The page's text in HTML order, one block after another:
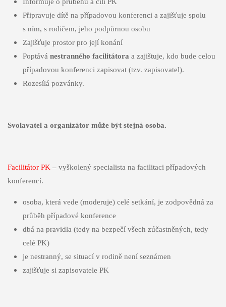
Informuje o průběhu a cíli PK
Připravuje dítě na případovou konferenci a zajišťuje spolu
s ním, s rodičem, jeho podpůrnou osobu
Zajišťuje prostor pro její konání
Poptává nestranného facilitátora a zajištuje, kdo bude celou
případovou konferenci zapisovat (tzv. zapisovatel).
Rozesílá pozvánky.
Svolavatel a organizátor může být stejná osoba.
Facilitátor PK– vyškolený specialista na facilitaci případových
konferencí.
osoba, která vede (moderuje) celé setkání, je zodpovědná za
průběh případové konference
dbá na pravidla (tedy na bezpečí všech zúčastněných, tedy
celé PK)
je nestranný, se situací v rodině není seznámen
zajišťuje si zapisovatele PK